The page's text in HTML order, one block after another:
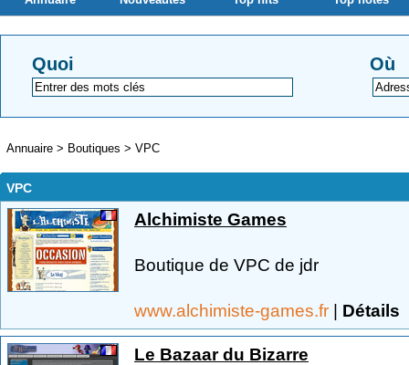
Quoi Où
Annuaire > Boutiques > VPC
VPC
Alchimiste Games
Boutique de VPC de jdr
www.alchimiste-games.fr | Détails
Le Bazaar du Bizarre